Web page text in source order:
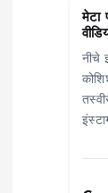
मेटा
नीचे